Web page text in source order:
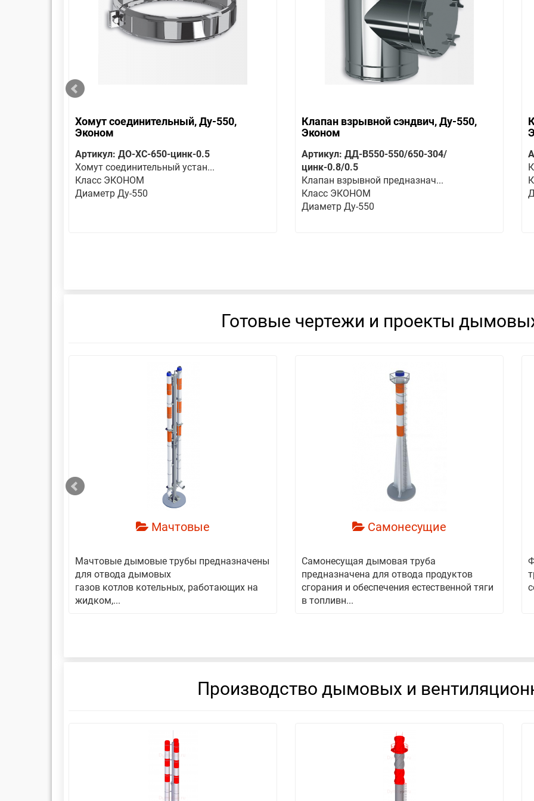
Хомут соединительный, Ду-550,
Эконом
Артикул: ДО-ХС-650-цинк-0.5
Хомут соединительный устан...
Класс ЭКОНОМ
Диаметр Ду-550
Клапан взрывной сэндвич, Ду-550,
Эконом
Артикул: ДД-В550-550/650-304/
цинк-0.8/0.5
Клапан взрывной предназнач...
Класс ЭКОНОМ
Диаметр Ду-550
Готовые чертежи и проекты
Мачтовые
Мачтовые дымовые трубы предназначены
для отвода дымовых
газов котлов котельных, работающих на
жидком,...
Самонесущие
Самонесущая дымовая труба
предназначена для отвода продуктов
сгорания и обеспечения естественной тяги
в топливн...
Производство дымовых и